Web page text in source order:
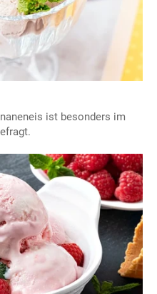
ist besonders im